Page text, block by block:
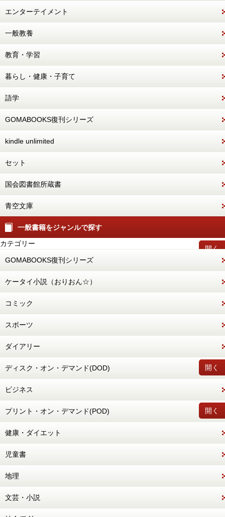
エンターテイメント
一般教養
教育・学習
暮らし・健康・子育て
語学
GOMABOOKS復刊シリーズ
kindle unlimited
セット
国会図書館所蔵書
青空文庫
一般書籍をジャンルで探す
開く
カテゴリー
GOMABOOKS復刊シリーズ
ケータイ小説（おりおん☆）
コミック
スポーツ
ダイアリー
開く
ディスク・オン・デマンド(DOD)
ビジネス
開く
プリント・オン・デマンド(POD)
健康・ダイエット
児童書
地理
文芸・小説